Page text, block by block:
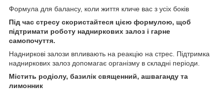
Формула для балансу, коли життя кличе вас з усіх боків
Під час стресу скористайтеся цією формулою, щоб
підтримати роботу надниркових залоз і гарне
самопочуття.
Надниркові залози впливають на реакцію на стрес. Підтримка
надниркових залоз допомагає організму в складні періоди.
Містить родіолу, базилік священний, ашваганду та
лимонник